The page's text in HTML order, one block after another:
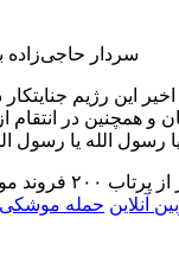
سردار حاجی‌زاده
این رژیم
همچنین در
آنلاین حمله موشکی